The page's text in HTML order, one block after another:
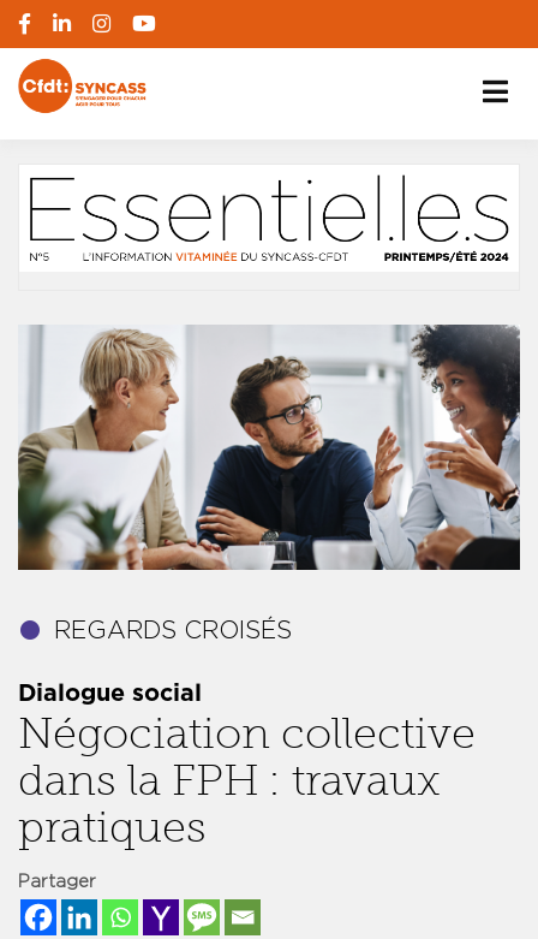
Dialogue social
Négociation collective
dans la FPH : travaux
pratiques
Partager